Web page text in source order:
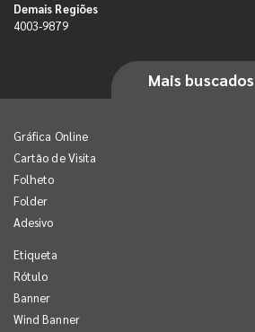
Demais Regiões
4003-9879
Mais buscados
Gráfica Online
Cartão de Visita
Folheto
Folder
Adesivo
Etiqueta
Rótulo
Banner
Wind Banner